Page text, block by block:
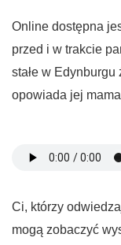
Online dostępna
przed i w trakcie
stałe w
opowiada jej
Ci, którzy
mogą zobaczyć